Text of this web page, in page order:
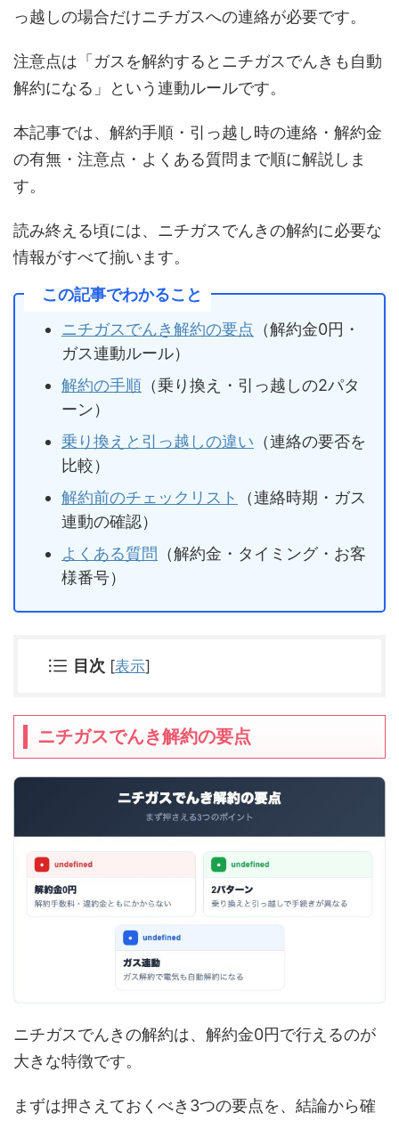
っ越しの場合だけニチガスへの連絡が必要です。
注意点は「ガスを解約するとニチガスでんきも自動
解約になる」という連動ルールです。
本記事では、解約手順・引っ越し時の連絡・解約金
の有無・注意点・よくある質問まで順に解説しま
す。
読み終える頃には、ニチガスでんきの解約に必要な
情報がすべて揃います。
この記事でわかること
ニチガスでんき解約の要点 （解約金0円・
ガス連動ルール）
解約の手順 （乗り換え・引っ越しの2パタ
ーン）
乗り換えと引っ越しの違い （連絡の要否を
比較）
解約前のチェックリスト
（連絡時期・ガス
連動の確認）
よくある質問 （解約金・タイミング・お客
様番号）
目次 [表示]
ニチガスでんき解約の要点
ニチガスでんきの解約は、解約金0円で行えるのが
大きな特徴です。
まずは押さえておくべき3つの要点を、結論から確